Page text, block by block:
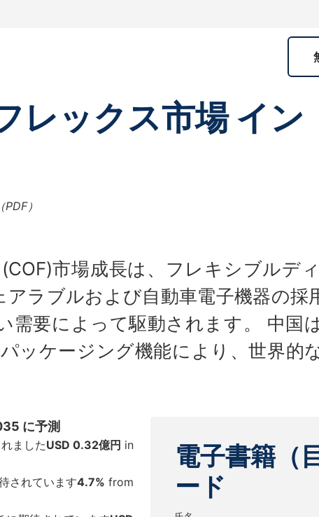
レックス市場 イン
）
市場成長は、フレキシブルデ
ラブルおよび自動車電子機器の採
需要によって駆動されます。 中国
ッケージング機能により、世界的
に予測
ましたUSD 0.32億円 in
されています4.7% from
電子書籍（
ード